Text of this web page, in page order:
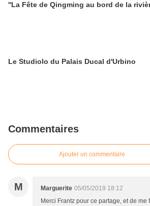
''La Fête de Qingming au bord de la
Le Studiolo du Palais Ducal d'Urbino
Commentaires
Ajouter un commentaire
M Marguerite 05/05/2019 18:12
Merci Frantz pour ce partage, et de me